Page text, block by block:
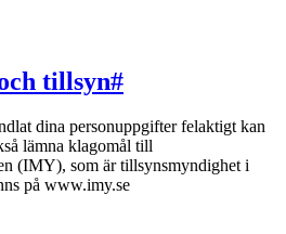
tillsyn#
dina personuppgifter felaktigt kan
lämna klagomål till
(IMY), som är tillsynsmyndighet i
på www.imy.se